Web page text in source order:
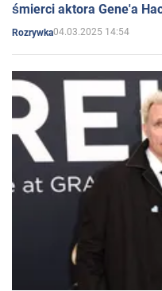
śmierci aktora Gene'a
Rozrywka04.03.2025 14:54